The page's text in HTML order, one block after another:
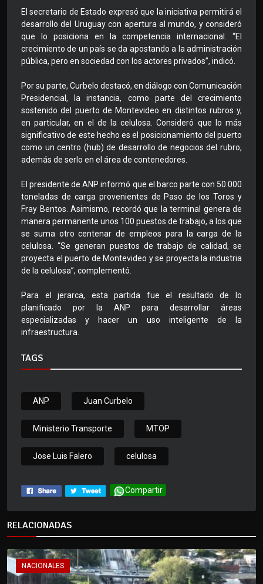
El secretario de Estado expresó que la iniciativa permitirá el
desarrollo del Uruguay con apertura al mundo, y consideró
que lo posiciona en la competencia internacional. “El
crecimiento de un país se da apostando a la administración
pública, pero en sociedad con los actores privados”, indicó.
Por su parte, Curbelo destacó, en diálogo con Comunicación
Presidencial, la instancia, como parte del crecimiento
sostenido del puerto de Montevideo en distintos rubros y,
en particular, en el de la celulosa. Consideró que lo más
significativo de este hecho es el posicionamiento del puerto
como un centro (hub) de desarrollo de negocios del rubro,
además de serlo en el área de contenedores.
El presidente de ANP informó que el barco parte con 50.000
toneladas de carga provenientes de Paso de los Toros y
Fray Bentos. Asimismo, recordó que la terminal genera de
manera permanente unos 100 puestos de trabajo, a los que
se suma otro centenar de empleos para la carga de la
celulosa. “Se generan puestos de trabajo de calidad, se
proyecta el puerto de Montevideo y se proyecta la industria
de la celulosa”, complementó.
Para el jerarca, esta partida fue el resultado de lo
planificado por la ANP para desarrollar áreas
especializadas y hacer un uso inteligente de la
infraestructura.
TAGS
ANP Juan Curbelo
Ministerio Transporte MTOP
Jose Luis Falero celulosa
Compartir
RELACIONADAS
NACIONALES